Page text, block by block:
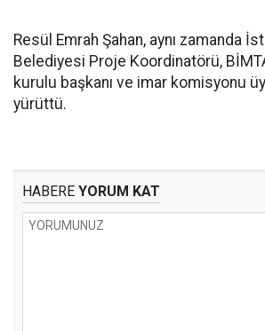
Resül Emrah Şahan, aynı zamanda
Belediyesi Proje Koordinatörü,
kurulu başkanı ve imar komisyonu
yürüttü.
HABERE YORUM KAT